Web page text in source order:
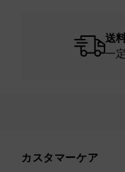
送
一
カスタマーケア